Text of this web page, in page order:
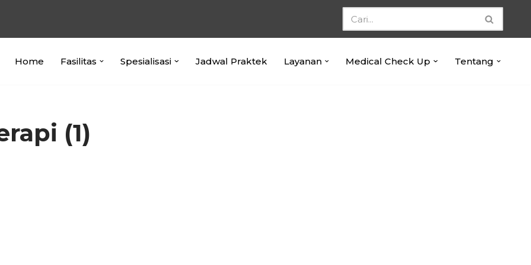
Home Fasilitas Spesialisasi Jadwal Praktek Layanan Medical Check Up Tentang
(1)